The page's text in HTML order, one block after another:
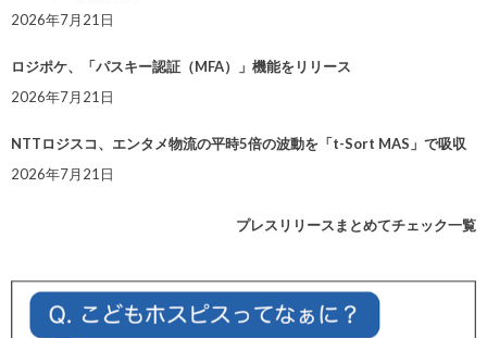
2026年7月21日
ロジポケ、「パスキー認証（MFA）」機能をリリース
2026年7月21日
NTTロジスコ、エンタメ物流の平時5倍の波動を「t-Sort MAS」で吸収
2026年7月21日
プレスリリースまとめてチェック一覧